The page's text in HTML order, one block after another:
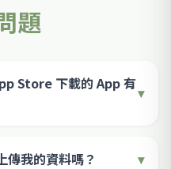
題
Store 下載的 App 有
傳我的資料嗎？